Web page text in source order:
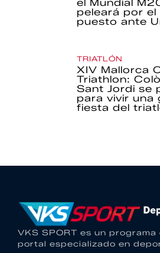
el Mundial
peleará por el
puesto ante
TRIATLÓN
XIV Mallorca
Triathlon:
Sant Jordi se
para vivir una
fiesta del
VKS SPORT es un
portal especializado en